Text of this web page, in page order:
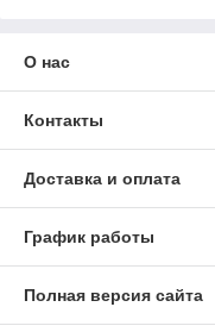
О нас
Контакты
Доставка и оплата
График работы
Полная версия сайта